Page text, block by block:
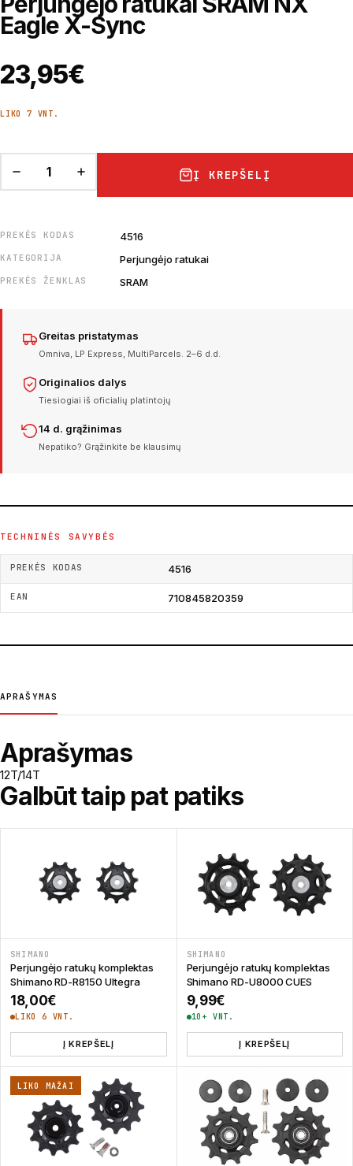
Eagle X-Sync
23,95€
LIKO 7 VNT.
Į KREPŠELĮ
PREKĖS KODAS 4516
KATEGORIJA Perjungėjo ratukai
PREKĖS ŽENKLAS SRAM
Greitas pristatymas
Omniva, LP Express, MultiParcels. 2–6 d.d.
Originalios dalys
Tiesiogiai iš oficialių platintojų
14 d. grąžinimas
Nepatiko? Grąžinkite be klausimų
TECHNINĖS SAVYBĖS
PREKĖS KODAS 4516
EAN 710845820359
APRAŠYMAS
Aprašymas
12T/14T
Galbūt taip pat patiks
SHIMANO
Perjungėjo ratukų komplektas
Shimano RD-R8150 Ultegra
18,00€
LIKO 6 VNT.
Į KREPŠELĮ
SHIMANO
Perjungėjo ratukų komplektas
Shimano RD-U8000 CUES
9,99€
10+ VNT.
Į KREPŠELĮ
LIKO MAŽAI